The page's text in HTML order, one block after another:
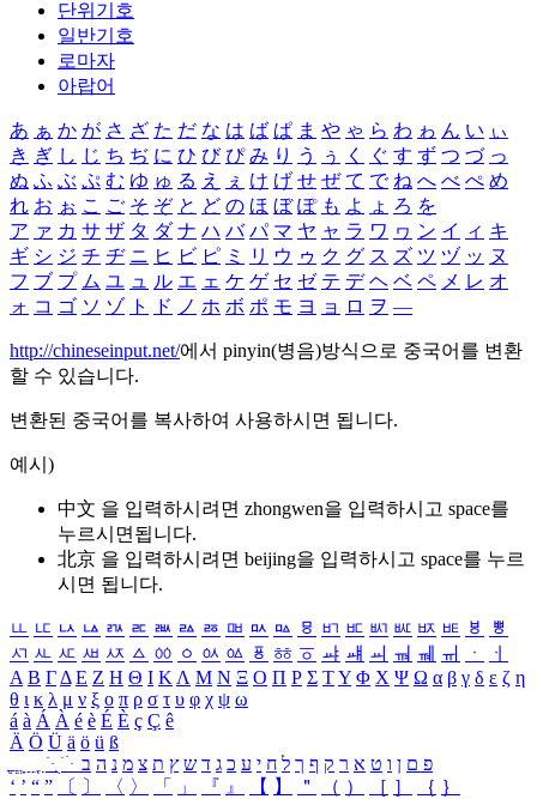
단위기호
일반기호
로마자
아랍어
あ ぁ か が さ ざ た だ な は ば ぱ ま や ゃ ら わ ゎ ん い ぃ
き ぎ し じ ち ぢ に ひ び ぴ み り う ぅ く ぐ す ず つ づ っ
ぬ ふ ぶ ぷ む ゆ ゅ る え ぇ け げ せ ぜ て で ね へ べ ぺ め
れ お ぉ こ ご そ ぞ と ど の ほ ぼ ぽ も よ ょ ろ を
ア ァ カ サ ザ タ ダ ナ ハ バ パ マ ヤ ャ ラ ワ ヮ ン イ ィ キ
ギ シ ジ チ ヂ ニ ヒ ビ ピ ミ リ ウ ゥ ク グ ス ズ ツ ヅ ッ ヌ
フ ブ プ ム ユ ュ ル エ ェ ケ ゲ セ ゼ テ デ ヘ ベ ペ メ レ オ
ォ コ ゴ ソ ゾ ト ド ノ ホ ボ ポ モ ヨ ョ ロ ヲ ―
http://chineseinput.net/에서 pinyin(병음)방식으로 중국어를 변환
할 수 있습니다.
변환된 중국어를 복사하여 사용하시면 됩니다.
예시)
中文 을 입력하시려면 zhongwen을 입력하시고 space를
누르시면됩니다.
北京 을 입력하시려면 beijing을 입력하시고 space를 누르
시면 됩니다.
ㅥ ㅦ ㅧ ㅨ ㅩ ㅪ ㅫ ㅬ ㅭ ㅮ ㅯ ㅰ ㅱ ㅲ ㅳ ㅴ ㅵ ㅶ ㅷ ㅸ
ㅹ
ㅺ ㅻ ㅼ ㅽ ㅾ ㅿ ㆀ ㆁ ㆂ ㆃ ㆄ ㆅ ㆆ ㆇ ㆈ ㆉ ㆊ ㆋ ㆌ ㆍ
ㆎ
Α Β ΓΔ Ε Ζ Η Θ Ι ΚΛ Μ Ν Ξ Ο Π Ρ Σ ΤΥ Φ Χ Ψ Ω α β γ δ ε ζ η
θ ι κ λ μ ν ξ ο π ρ σ τ υ φ χ ψ ω
á à Á À é è É È ç Ç ê
Ä Ö Ü ä ö ü ß
ִֶֹ ֻּ ׁׂ פ ם ן ו ט א ר ק ף ך ל ח י ע כ ג ד ש ץ ת צ מ נ ה ב
‘ ’ “ ” 〔 〕 〈 〉 「 」 『 』 【 】 ＂ （ ） ［ ］ ｛ ｝